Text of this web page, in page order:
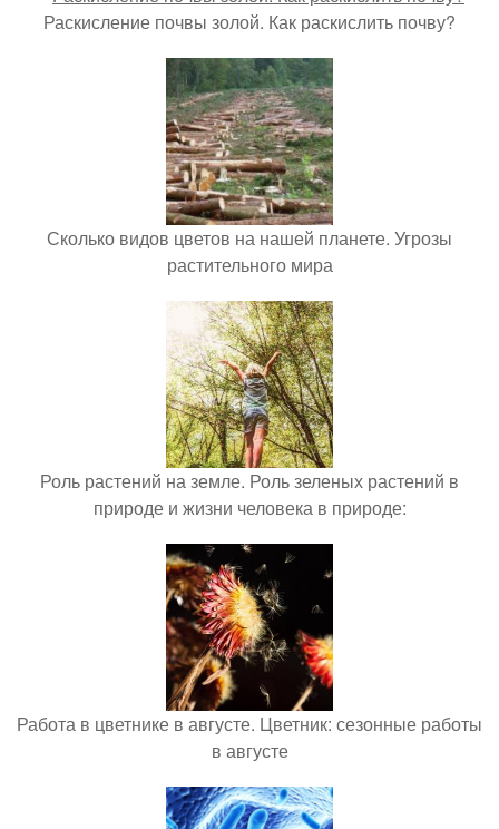
Раскисление почвы золой. Как раскислить почву?
Сколько видов цветов на нашей планете. Угрозы
растительного мира
Роль растений на земле. Роль зеленых растений в
природе и жизни человека в природе:
Работа в цветнике в августе. Цветник: сезонные работы
в августе